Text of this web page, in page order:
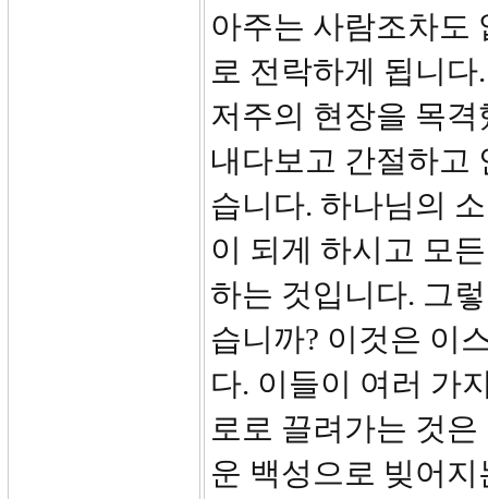
아주는 사람조차도
로 전락하게 됩니
저주의 현장을 목
내다보고 간절하고
습니다. 하나님의
이 되게 하시고 모
하는 것입니다. 그
습니까? 이것은 이
다. 이들이 여러 가
로로 끌려가는 것
운 백성으로 빚어